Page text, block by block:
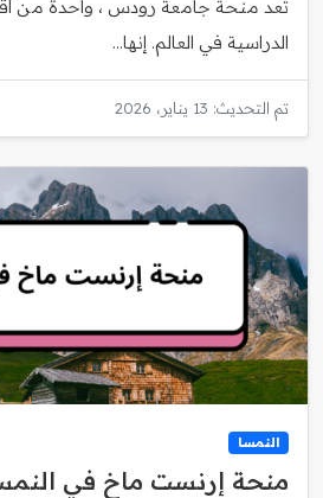
تُعد منحة جامعة رودس ، واحدة من
الدراسية في العالم. إنها...
تم التحديث: 13 يناير، 2026
النمسا
منحة إرنست ماخ في